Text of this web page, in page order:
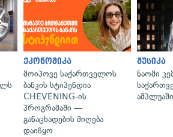
ეკონომიკა
მოიპოვე საქართველოს
ბანკის სტიპენდია
CHEVENING-ის
პროგრამაში —
განაცხადების მიღება
დაიწყო
მუსიკა
ნაომი